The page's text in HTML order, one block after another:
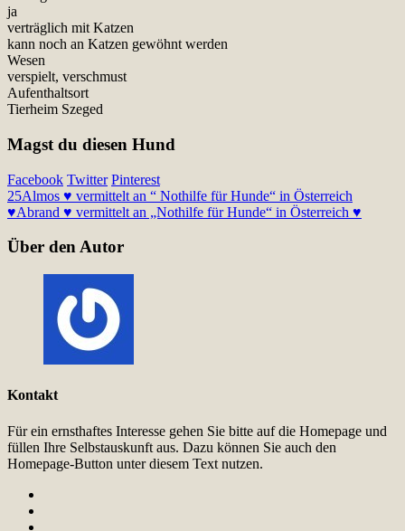
ja
verträglich mit Katzen
kann noch an Katzen gewöhnt werden
Wesen
verspielt, verschmust
Aufenthaltsort
Tierheim Szeged
Magst du diesen Hund
Facebook Twitter Pinterest
25Almos ♥ vermittelt an “ Nothilfe für Hunde“ in Österreich
♥Abrand ♥ vermittelt an „Nothilfe für Hunde“ in Österreich ♥
Über den Autor
Kontakt
Für ein ernsthaftes Interesse gehen Sie bitte auf die Homepage und
füllen Ihre Selbstauskunft aus. Dazu können Sie auch den
Homepage-Button unter diesem Text nutzen.